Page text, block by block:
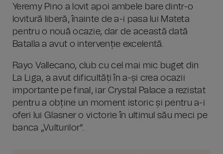
Yeremy Pino a lovit apoi ambele bare dintr-o
lovitură liberă, înainte de a-i pasa lui Mateta
pentru o nouă ocazie, dar de această dată
Batalla a avut o intervenție excelentă.
Rayo Vallecano, club cu cel mai mic buget din
La Liga, a avut dificultăți în a-și crea ocazii
importante pe final, iar Crystal Palace a rezistat
pentru a obține un moment istoric și pentru a-i
oferi lui Glasner o victorie în ultimul său meci pe
banca „Vulturilor”.